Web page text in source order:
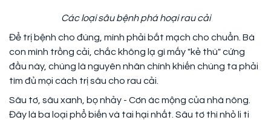
Các loại sâu bệnh phá hoại rau cải
Để trị bệnh cho đúng, mình phải bắt mạch cho chuẩn. Bà
con mình trồng cải, chắc không lạ gì mấy "kẻ thù" cứng
đầu này, chúng là nguyên nhân chính khiến chúng ta phải
tìm đủ mọi cách trị sâu cho rau cải.
Sâu tơ, sâu xanh, bọ nhảy - Cơn ác mộng của nhà nông.
Đây là ba loại phổ biến và tai hại nhất. Sâu tơ thì nhỏ li ti